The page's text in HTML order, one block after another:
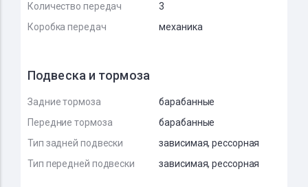
Количество передач
3
Коробка передач
механика
Подвеска и тормоза
Задние тормоза
барабанные
Передние тормоза
барабанные
Тип задней подвески
зависимая, рессорная
Тип передней подвески
зависимая, рессорная